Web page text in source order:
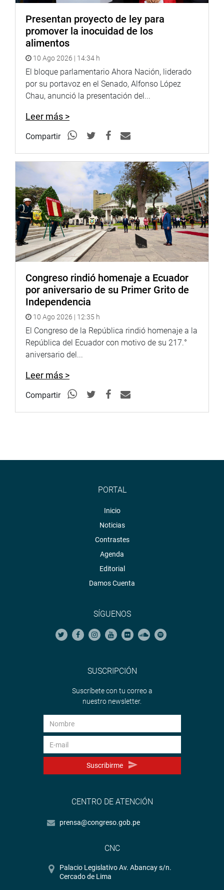
Presentan proyecto de ley para
promover la inocuidad de los
alimentos
10 Ago 2026 | 14:34 h
El bloque parlamentario Ahora Nación, liderado
por su portavoz en el Senado, Alfonso López
Chau, anunció la presentación del...
Leer más >
Compartir
Congreso rindió homenaje a Ecuador
por aniversario de su Primer Grito de
Independencia
10 Ago 2026 | 12:35 h
El Congreso de la República rindió homenaje a la
República del Ecuador con motivo de su 217.°
aniversario del...
Leer más >
Compartir
PORTAL
Inicio
Noticias
Contrastes
Agenda
Editorial
Damos Cuenta
SÍGUENOS
SUSCRIPCIÓN
Suscríbete con tu correo a
nuestro newsletter.
Suscribirme
CENTRO DE ATENCIÓN
prensa@congreso.gob.pe
CNC
Palacio Legislativo Av. Abancay s/n.
Cercado de Lima